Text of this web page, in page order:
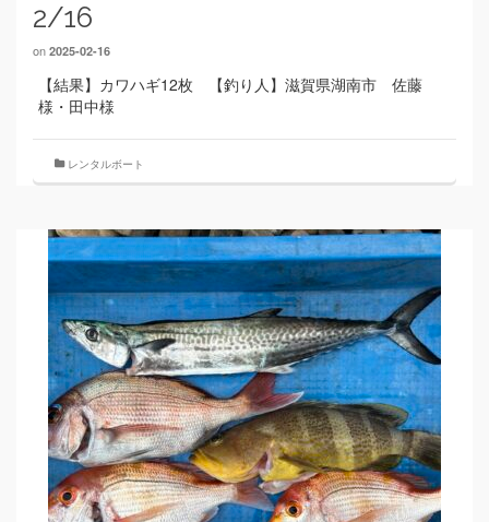
2/16
on 2025-02-16
【結果】カワハギ12枚 【釣り人】滋賀県湖南市 佐藤
様・田中様
レンタルボート